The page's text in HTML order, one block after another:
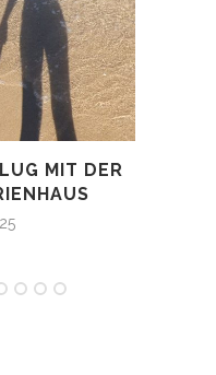
MIT DER